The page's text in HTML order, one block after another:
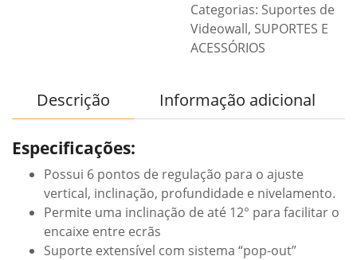
Categorias: Suportes de
Videowall, SUPORTES E
ACESSÓRIOS
Descrição Informação adicional
Especificações:
Possui 6 pontos de regulação para o ajuste
vertical, inclinação, profundidade e nivelamento.
Permite uma inclinação de até 12° para facilitar o
encaixe entre ecrãs
Suporte extensível com sistema “pop-out”